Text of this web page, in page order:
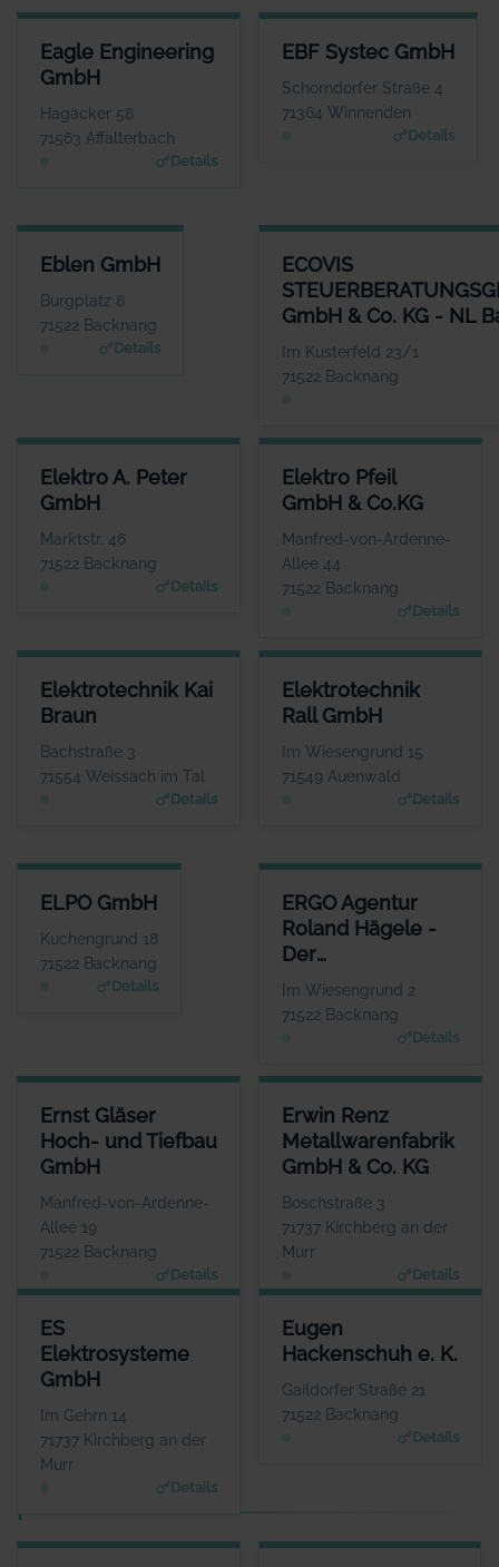
Eagle Engineering
GmbH
Hagäcker 58
71563 Affalterbach
Details
EAGLE ENGINEERING GMBH
ANSPRECHPARTNER
www.Eagleengineering.de
EBF Systec GmbH
Schorndorfer Straße 4
71364 Winnenden
Details
EBF SYSTEC GMBH
ANSPRECHPARTNER
Herr Dieter Ebel
WEBSITE
Eblen GmbH
Burgplatz 8
71522 Backnang
Details
EBLEN GMBH
Herr Holger Krauss
www.wuerttembergisch
e.de/versicherungen/e
ECOVIS
GmbH & Co. KG - NL
Im Kusterfeld 23/1
71522 Backnang
ECOVIS
Elektro A. Peter
GmbH
Marktstr. 46
71522 Backnang
Details
ELEKTRO A. PETER GMBH
ANSPRECHPARTNER
Herr Heiko und Ralf
www.elektro-apeter.de
Elektro Pfeil
GmbH & Co.KG
Manfred-von-Ardenne-
Allee 44
71522 Backnang
Details
ELEKTRO PFEIL GMBH & CO.KG
Herr Steffen Pfeil
www.elektro-pfeil.com
Elektrotechnik Kai
Braun
Bachstraße 3
71554 Weissach im Tal
Details
ELEKTROTECHNIK KAI BRAUN
Frau Franziska Braun
Www.elektrotechnik-kb.de
Elektrotechnik
Rall GmbH
Im Wiesengrund 15
71549 Auenwald
Details
ELEKTROTECHNIK RALL GMBH
ANSPRECHPARTNER
Herr Andre Kengerter
www.elektrotechnik-rall.de
ELPO GmbH
Kuchengrund 18
71522 Backnang
Details
ELPO GMBH
Herr Uwe Junk
www.elpo.de
ERGO Agentur
Roland Hägele -
Der
Unternehmer-
Berater
Im Wiesengrund 2
71522 Backnang
Details
ERGO AGENTUR ROLAND
Ernst Gläser
Hoch- und Tiefbau
GmbH
Manfred-von-Ardenne-
Allee 19
71522 Backnang
Details
ERNST GLÄSER HOCH- UND TIEFBAU GMBH
ANSPRECHPARTNER
Herr Ulrich Gläser
WEBSITE
Erwin Renz
Metallwarenfabrik
GmbH & Co. KG
Boschstraße 3
71737 Kirchberg an der
Murr
Details
ERWIN RENZ
ES
Elektrosysteme
GmbH
Im Gehrn 14
71737 Kirchberg an der
Murr
Details
ES ELEKTROSYSTEME GMBH
Herr Espen Wilhelm
Eugen
Hackenschuh e. K.
Gaildorfer Straße 21
71522 Backnang
Details
EUGEN HACKENSCHUH E. K.
ANSPRECHPARTNER
Herr Alexander
Eckstein
www.hackenschuh.eu
F